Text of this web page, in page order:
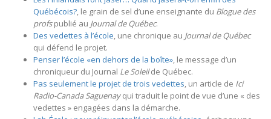
Québécois? , le grain de sel d’une enseignante du Blogue des
profspublié au Journal de Québec.
Des vedettes à l’école , une chronique au Journal de Québec
qui défend le projet.
Penser l’école «en dehors de la boîte» , le message d’un
chroniqueur du Journal Le Soleilde Québec.
Pas seulement le projet de trois vedettes , un article de Ici
Radio-Canada Saguenayqui traduit le point de vue d’une « des
vedettes » engagées dans la démarche.